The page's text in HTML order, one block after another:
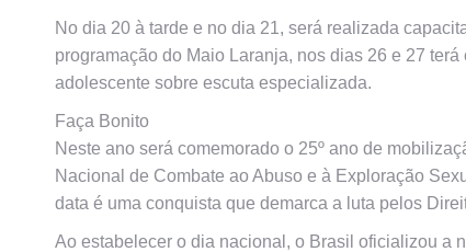
No dia 20 à tarde e no dia 21, será realizada
programação do Maio Laranja, nos dias 26 e 27
adolescente sobre escuta especializada.
Faça Bonito
Neste ano será comemorado o 25º ano de
Nacional de Combate ao Abuso e à Exploração
data é uma conquista que demarca a luta pelos
Ao estabelecer o dia nacional, o Brasil oficializou a